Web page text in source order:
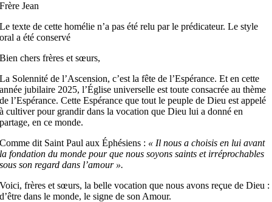
Frère Jean
Le texte de cette homélie n’a pas été relu par le prédicateur. Le style
oral a été conservé
Bien chers frères et sœurs,
La Solennité de l’Ascension, c’est la fête de l’Espérance. Et en cette
année jubilaire 2025, l’Église universelle est toute consacrée au thème
de l’Espérance. Cette Espérance que tout le peuple de Dieu est appelé
à cultiver pour grandir dans la vocation que Dieu lui a donné en
partage, en ce monde.
Comme dit Saint Paul aux Éphésiens : « Il nous a choisis en lui avant
la fondation du monde pour que nous soyons saints et irréprochables
sous son regard dans l’amour ».
Voici, frères et sœurs, la belle vocation que nous avons reçue de Dieu :
d’être dans le monde, le signe de son Amour.